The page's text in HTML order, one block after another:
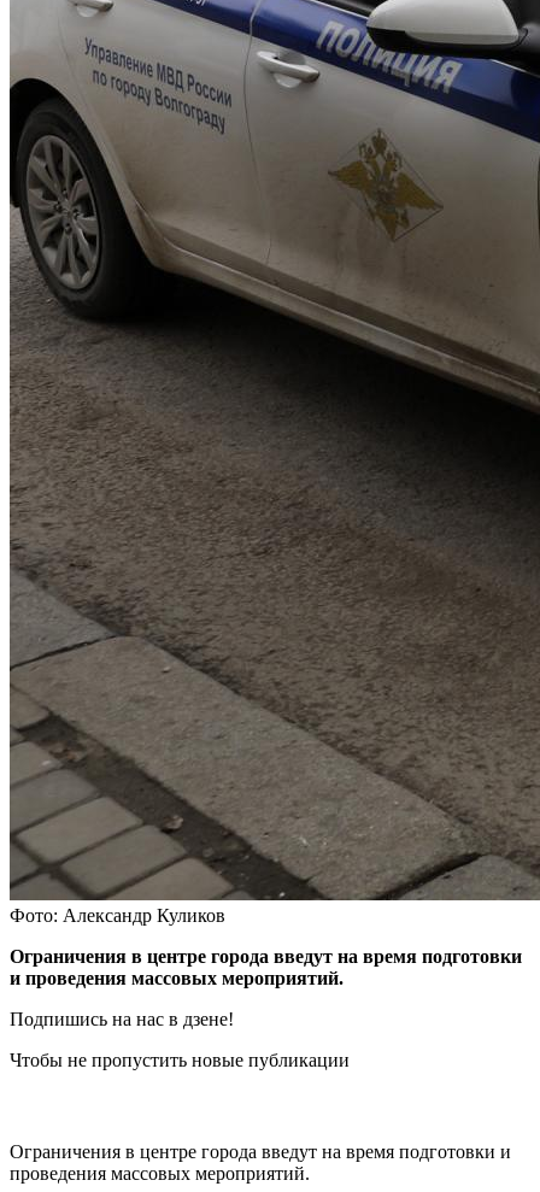
Фото: Александр Куликов
Ограничения в центре города введут на время подготовки
и проведения массовых мероприятий.
Подпишись на нас в дзене!
Чтобы не пропустить новые публикации
Ограничения в центре города введут на время подготовки и
проведения массовых мероприятий.